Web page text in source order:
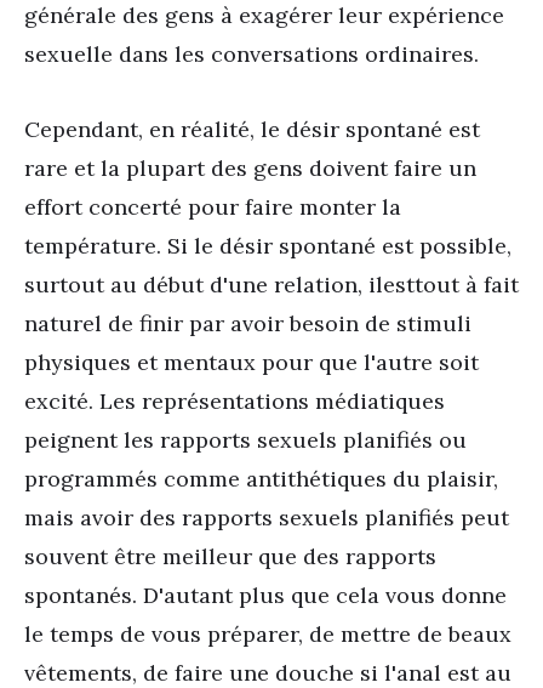
générale des gens à exagérer leur expérience
sexuelle dans les conversations ordinaires.
Cependant, en réalité, le désir spontané est
rare et la plupart des gens doivent faire un
effort concerté pour faire monter la
température. Si le désir spontané est possible,
surtout au début d'une relation, ilesttout à fait
naturel de finir par avoir besoin de stimuli
physiques et mentaux pour que l'autre soit
excité. Les représentations médiatiques
peignent les rapports sexuels planifiés ou
programmés comme antithétiques du plaisir,
mais avoir des rapports sexuels planifiés peut
souvent être meilleur que des rapports
spontanés. D'autant plus que cela vous donne
le temps de vous préparer, de mettre de beaux
vêtements, de faire une douche si l'anal est au